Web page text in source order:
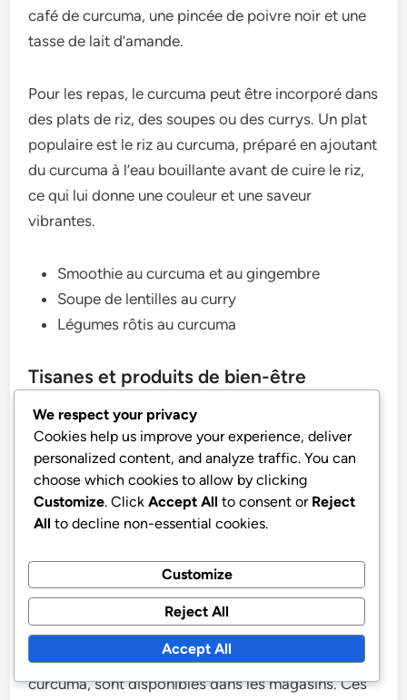
café de curcuma, une pincée de poivre noir et une
tasse de lait d’amande.
Pour les repas, le curcuma peut être incorporé dans
des plats de riz, des soupes ou des currys. Un plat
populaire est le riz au curcuma, préparé en ajoutant
du curcuma à l’eau bouillante avant de cuire le riz,
ce qui lui donne une couleur et une saveur
vibrantes.
Smoothie au curcuma et au gingembre
Soupe de lentilles au curry
Légumes rôtis au curcuma
Tisanes et produits de bien-être
Les tisanes avec du curcuma peuvent être un ajout
apaisant à votre routine de bien-être. Vous pouvez
préparer une simple tisane au curcuma en faisant
bouillir de l’eau avec de la racine de curcuma frais
du citron pour le goût.
De nombreux produits de bien-être, tels que le lait
doré ou les mélanges de tisanes infusés au
curcuma, sont disponibles dans les magasins. Ces
We respect your privacy
Cookies help us improve your experience, deliver
personalized content, and analyze traffic. You can
choose which cookies to allow by clicking
Customize. Click Accept All to consent or Reject
All to decline non-essential cookies.
Customize
Reject All
Accept All